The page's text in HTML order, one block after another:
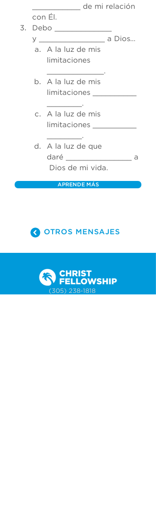
___________ de mi relación
con Él.
Debo _____________
y _______________ a Dios…
A la luz de mis
limitaciones
_____________.
A la luz de mis
limitaciones __________
________.
A la luz de mis
limitaciones __________
________.
A la luz de que
daré _______________ a
Dios de mi vida.
APRENDE MÁS
OTROS MENSAJES
(305) 238-1818